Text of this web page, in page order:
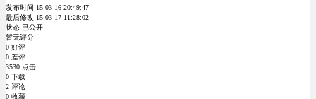
发布时间 15-03-16 20:49:47
最后修改 15-03-17 11:28:02
状态 已公开
暂无评分
0 好评
0 差评
3530 点击
0 下载
2 评论
0 收藏